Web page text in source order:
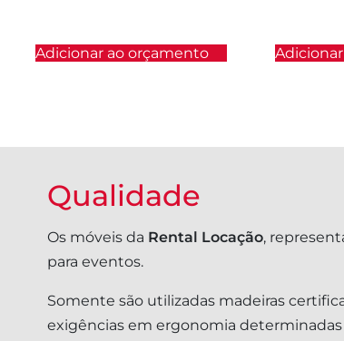
Adicionar ao orçamento
Qualidade
Os móveis da Rental Locação,
para eventos.
Somente são utilizadas madeiras
exigências em ergonomia